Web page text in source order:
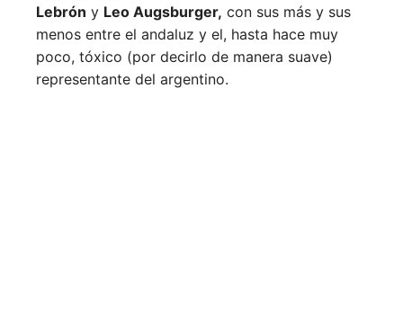
Lebrón y Leo Augsburger, con sus más y sus
menos entre el andaluz y el, hasta hace muy
poco, tóxico (por decirlo de manera suave)
representante del argentino.